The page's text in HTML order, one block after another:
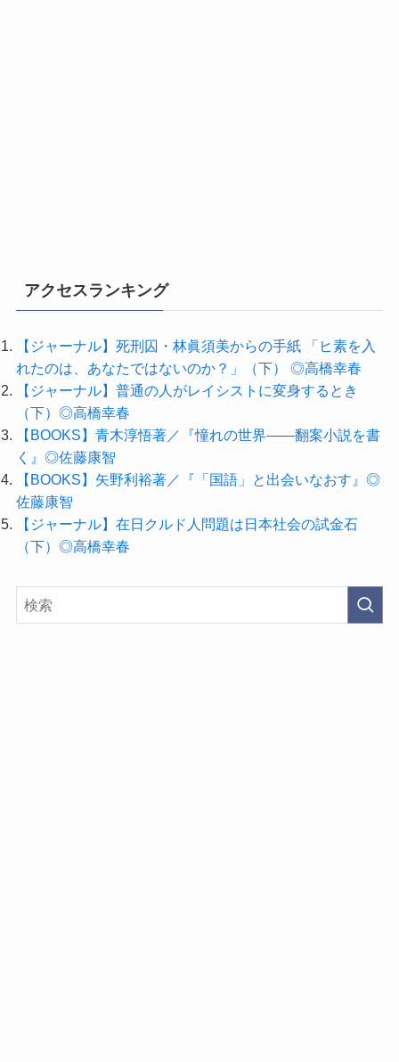
アクセスランキング
【ジャーナル】死刑囚・林眞須美からの手紙 「ヒ素を入
れたのは、あなたではないのか？」（下） ◎高橋幸春
【ジャーナル】普通の人がレイシストに変身するとき
（下）◎高橋幸春
【BOOKS】青木淳悟著／『憧れの世界――翻案小説を書
く』◎佐藤康智
【BOOKS】矢野利裕著／『「国語」と出会いなおす』◎
佐藤康智
【ジャーナル】在日クルド人問題は日本社会の試金石
（下）◎高橋幸春